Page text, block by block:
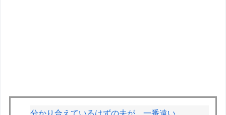
分かり合えているはずの夫が、一番遠い